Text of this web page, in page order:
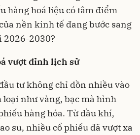
hàng hoá liệu có tâm điểm
nền kinh tế đang bước sang
2026-2030?
vượt đỉnh lịch sử
tư không chỉ dồn nhiều vào
như vàng, bạc mà hình
hàng hóa. Từ dầu khí,
su, nhiều cổ phiếu đã vượt xa